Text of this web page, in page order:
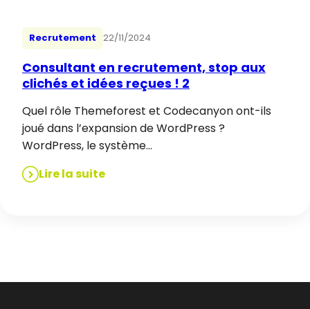
Recrutement 22/11/2024
Consultant en recrutement, stop aux
clichés et idées reçues ! 2
Quel rôle Themeforest et Codecanyon ont-ils
joué dans l’expansion de WordPress ?
WordPress, le système…
Lire la suite